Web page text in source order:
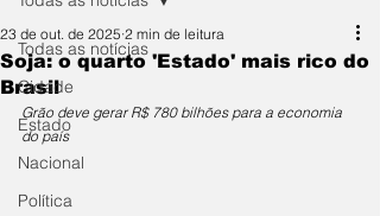
Todas as notícias
Cidade
Estado
Nacional
Política
Soja: o quarto 'Estado' mais rico do
Brasil
23 de out. de 2025 2 min de leitura
Grão deve gerar R$ 780 bilhões para a economia
do país